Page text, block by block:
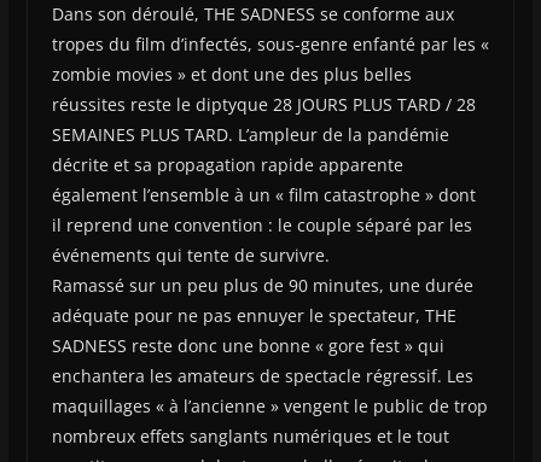
Dans son déroulé, THE SADNESS se conforme aux
tropes du film d’infectés, sous-genre enfanté par les «
zombie movies » et dont une des plus belles
réussites reste le diptyque 28 JOURS PLUS TARD / 28
SEMAINES PLUS TARD. L’ampleur de la pandémie
décrite et sa propagation rapide apparente
également l’ensemble à un « film catastrophe » dont
il reprend une convention : le couple séparé par les
événements qui tente de survivre.
Ramassé sur un peu plus de 90 minutes, une durée
adéquate pour ne pas ennuyer le spectateur, THE
SADNESS reste donc une bonne « gore fest » qui
enchantera les amateurs de spectacle régressif. Les
maquillages « à l’ancienne » vengent le public de trop
nombreux effets sanglants numériques et le tout